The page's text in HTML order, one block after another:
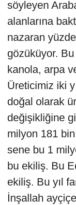
söyleyen
alanlarına
nazaran
gözüküyor.
kanola, arpa
Üreticimiz iki
doğal olarak
değişikliğine
milyon 181
sene bu 1
bu ekiliş. Bu
ekiliş. Bu yıl
İnşallah